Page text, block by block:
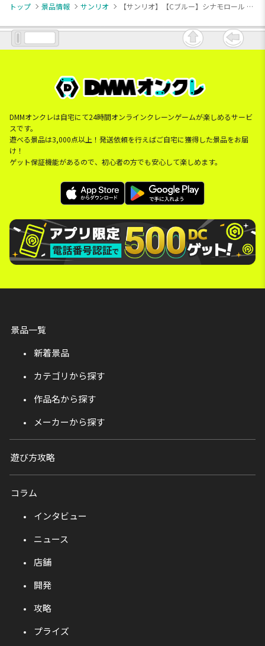
トップ
景品情報 サンリオ 【サンリオ】【Cブルー】シナモロール カラフルつなぎマスコット
DMMオンクレは自宅にて24時間オンラインクレーンゲームが楽しめるサービ
スです。
遊べる景品は3,000点以上！発送依頼を行えばご自宅に獲得した景品をお届
け！
ゲット保証機能があるので、初心者の方でも安心して楽しめます。
景品一覧
新着景品
カテゴリから探す
作品名から探す
メーカーから探す
遊び方攻略
コラム
インタビュー
ニュース
店舗
開発
攻略
プライズ